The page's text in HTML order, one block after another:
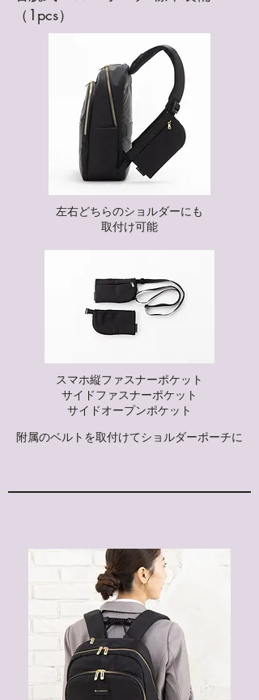
（1pcs）
​左右どちらのショルダーにも
取付け可能​
スマホ縦ファスナーポケット
サイドファスナーポケット
​サイドオープンポケット​
附属のベルトを取付けてショルダーポーチに